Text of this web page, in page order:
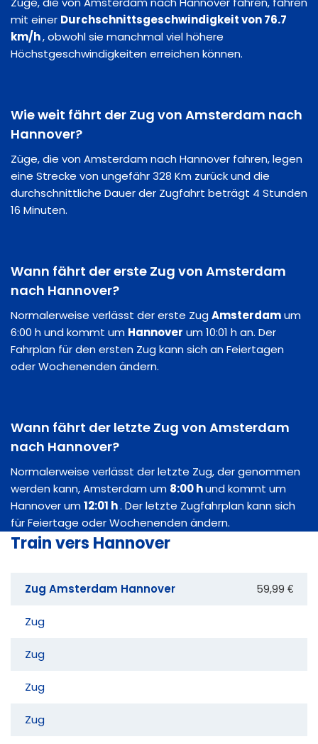
mit einer Durchschnittsgeschwindigkeit von 76.7
km/h, obwohl sie manchmal viel höhere
Höchstgeschwindigkeiten erreichen können.
Wie weit fährt der Zug von Amsterdam nach
Hannover?
Züge, die von Amsterdam nach Hannover fahren, legen
eine Strecke von ungefähr 328 Km zurück und die
durchschnittliche Dauer der Zugfahrt beträgt 4 Stunden
16 Minuten.
Wann fährt der erste Zug von Amsterdam
nach Hannover?
Normalerweise verlässt der erste ZugAmsterdamum
6:00 h und kommt um Hannover um 10:01 h an. Der
Fahrplan für den ersten Zug kann sich an Feiertagen
oder Wochenenden ändern.
Wann fährt der letzte Zug von Amsterdam
nach Hannover?
Normalerweise verlässt der letzte Zug, der genommen
werden kann, Amsterdam um 8:00 hund kommt um
Hannover um12:01 h. Der letzte Zugfahrplan kann sich
für Feiertage oder Wochenenden ändern.
Train vers Hannover
Zug Amsterdam Hannover 59,99 €
Zug
Zug
Zug
Zug